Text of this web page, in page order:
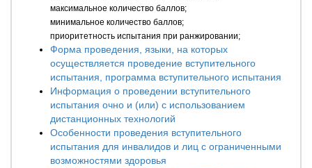
максимальное количество баллов;
минимальное количество баллов;
приоритетность испытания при ранжировании;
Форма проведения, языки, на которых
осуществляется проведение вступительного
испытания, программа вступительного испытания
Информация о проведении вступительного
испытания очно и (или) с использованием
дистанционных технологий
Особенности проведения вступительного
испытания для инвалидов и лиц с ограниченными
возможностями здоровья